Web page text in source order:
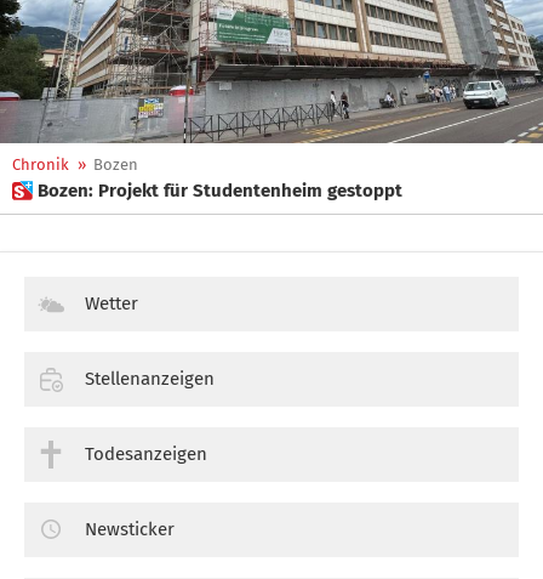
Chronik » Bozen
 Bozen: Projekt für Studentenheim gestoppt
Wetter
Stellenanzeigen
Todesanzeigen
Newsticker